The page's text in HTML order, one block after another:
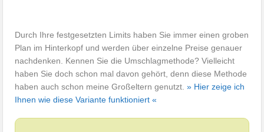
Durch Ihre festgesetzten Limits haben Sie immer einen groben
Plan im Hinterkopf und werden über einzelne Preise genauer
nachdenken. Kennen Sie die Umschlagmethode? Vielleicht
haben Sie doch schon mal davon gehört, denn diese Methode
haben auch schon meine Großeltern genutzt.» Hier zeige ich
Ihnen wie diese Variante funktioniert «